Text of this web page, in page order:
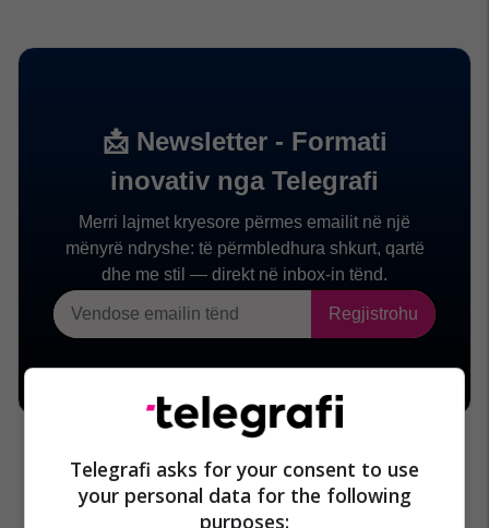
Telegrafi asks for your consent to use
your personal data for the following
purposes: